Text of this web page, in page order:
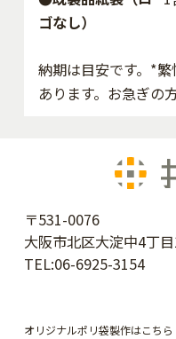
ゴなし）
納期は目安です。*
あります。お急ぎの
〒531-0076
大阪市北区大淀中4丁
TEL:06-6925-3154
オリジナルポリ袋製作はこちら